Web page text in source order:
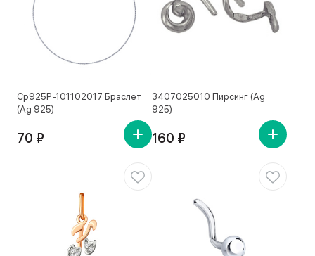
Ср925Р-101102017 Браслет
(Ag 925)
70 ₽
3407025010 Пирсинг (Ag
925)
160 ₽